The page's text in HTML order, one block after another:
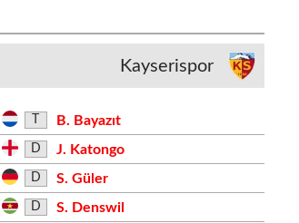
Kayserispor
B. Bayazıt
D
J. Katongo
D
S. Güler
D
S. Denswil